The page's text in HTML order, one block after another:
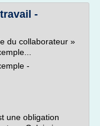
-
du collaborateur »
-
une obligation